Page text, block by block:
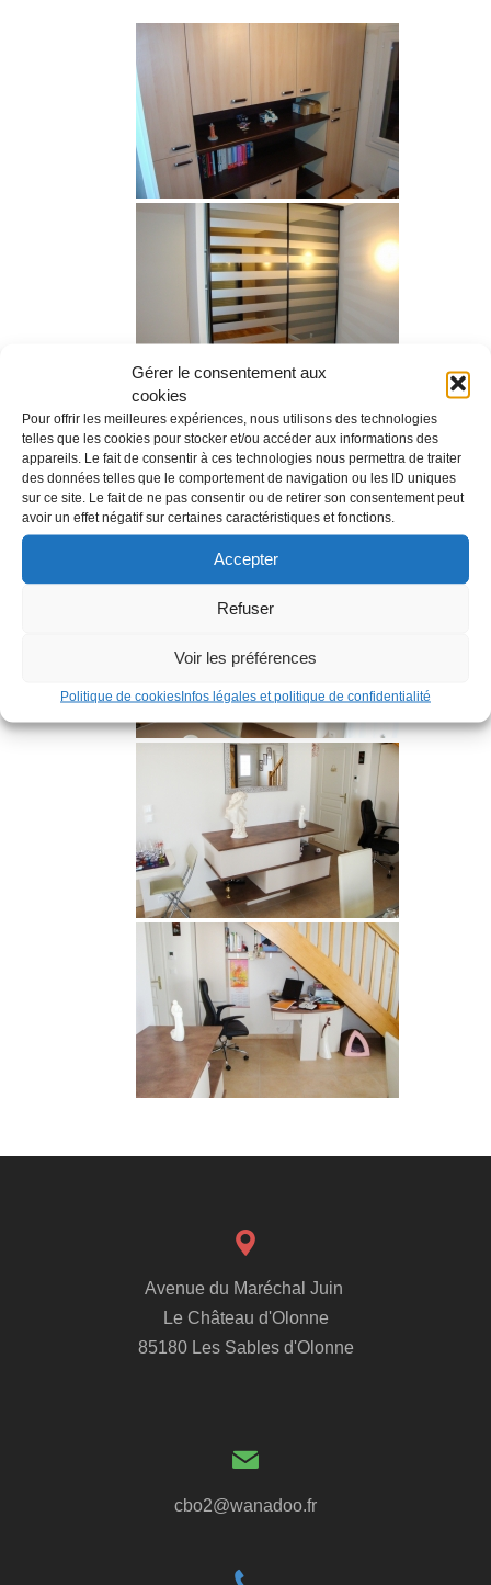
Gérer le consentement aux
cookies
Pour offrir les meilleures expériences, nous utilisons des technologies
telles que les cookies pour stocker et/ou accéder aux informations des
appareils. Le fait de consentir à ces technologies nous permettra de traiter
des données telles que le comportement de navigation ou les ID uniques
sur ce site. Le fait de ne pas consentir ou de retirer son consentement peut
avoir un effet négatif sur certaines caractéristiques et fonctions.
Accepter
Refuser
Voir les préférences
Politique de cookiesInfos légales et politique de confidentialité
Avenue du Maréchal Juin
Le Château d'Olonne
85180 Les Sables d'Olonne
cbo2@wanadoo.fr